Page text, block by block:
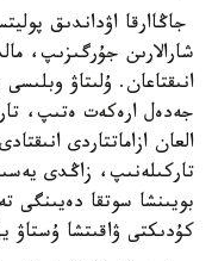
جاڭاارقا اۋداندىق
شارالارىن جۇرگىزىپ،
انىقتاعان. ۇلىتاۋ وبلىسى
جەدەل ارەكەت ەتىپ،
تاركىلەنىپ، زاڭدى
بويىنشا سوتقا
كۇدىكتى ۋاقىتشا ۇستاۋ